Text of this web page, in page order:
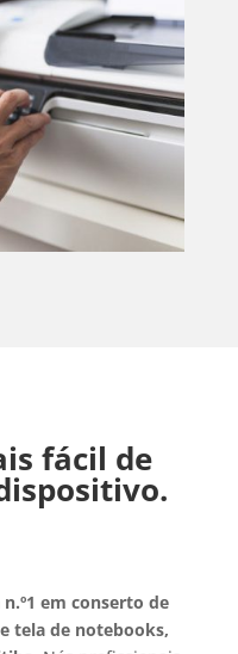
fácil de
em conserto de
tela de notebooks,